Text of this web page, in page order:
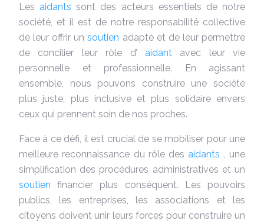
Les aidantssont des acteurs essentiels de notre
société, et il est de notre responsabilité collective
de leur offrir unsoutien adapté et de leur permettre
de concilier leur rôle d’ aidant avec leur vie
personnelle et professionnelle. En agissant
ensemble, nous pouvons construire une société
plus juste, plus inclusive et plus solidaire envers
ceux qui prennent soin de nos proches.
Face à ce défi, il est crucial de se mobiliser pour une
meilleure reconnaissance du rôle des aidants
, une
simplification des procédures administratives et un
soutienfinancier plus conséquent. Les pouvoirs
publics, les entreprises, les associations et les
citoyens doivent unir leurs forces pour construire un